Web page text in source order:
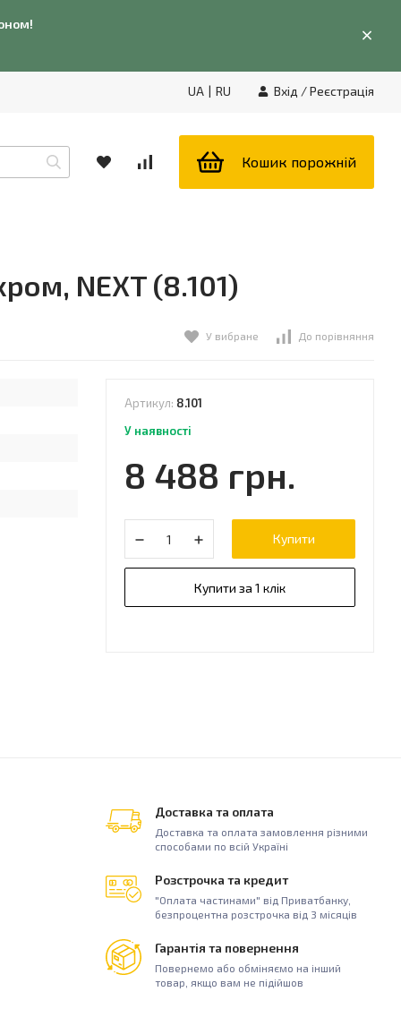
UA | RU Вхід /Реєстрація
Кошик порожній
NEXT (8.101)
У вибране До порівняння
Артикул: 8.101
У наявності
8 488 грн.
Купити
Купити за 1 клік
Доставка та оплата
Доставка та оплата замовлення різними
способами по всій Україні
Розстрочка та кредит
"Оплата частинами" від Приватбанку,
безпроцентна розстрочка від 3 місяців
Гарантія та повернення
Повернемо або обміняємо на інший
товар, якщо вам не підійшов